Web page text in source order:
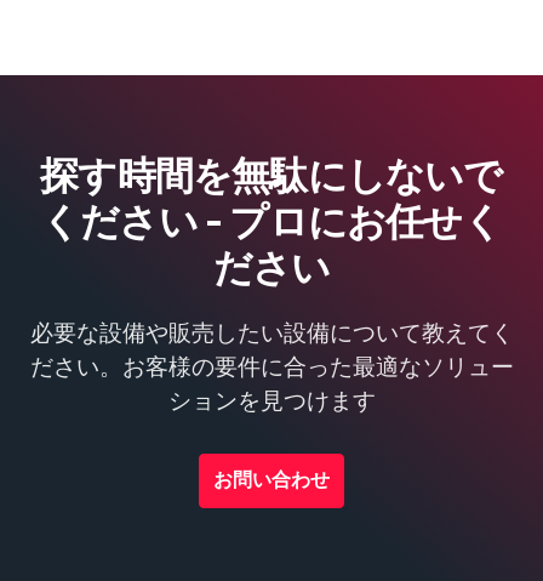
探す時間を無駄にしないで
ください - プロにお任せく
ださい
必要な設備や販売したい設備について教えてく
ださい。お客様の要件に合った最適なソリュー
ションを見つけます
お問い合わせ